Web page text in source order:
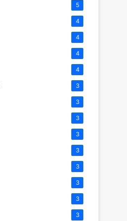
5
4
4
4
4
3
3
3
3
3
3
3
3
3